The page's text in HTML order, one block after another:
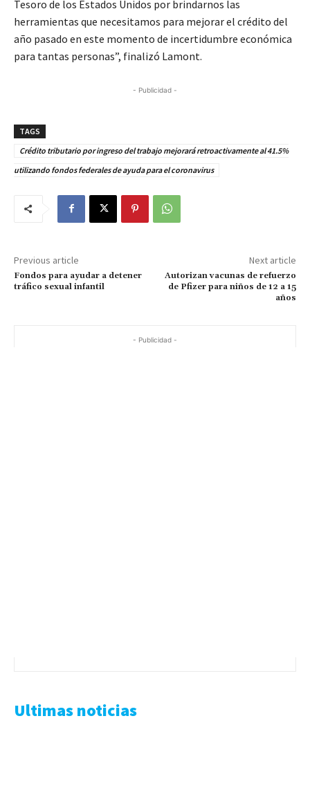
Tesoro de los Estados Unidos por brindarnos las
herramientas que necesitamos para mejorar el crédito del
año pasado en este momento de incertidumbre económica
para tantas personas”, finalizó Lamont.
- Publicidad -
TAGS
Crédito tributario por ingreso del trabajo mejorará retroactivamente al 41.5%
utilizando fondos federales de ayuda para el coronavirus
Previous article
Fondos para ayudar a detener
tráfico sexual infantil
Next article
Autorizan vacunas de refuerzo
de Pfizer para niños de 12 a 15
años
- Publicidad -
Ultimas noticias